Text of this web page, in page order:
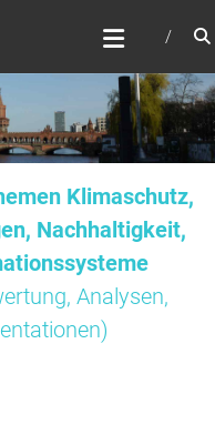
Klimaschutz,
Nachhaltigkeit,
Analysen,